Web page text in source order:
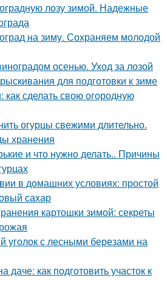
лозу зимой. Надежные
на зиму. Сохраняем молодой
осенью. Уход за лозой
для подготовки к зиме
сделать свою огородную
огурцы свежими длительно.
хранения
и что нужно делать.. Причины
в домашних условиях: простой
сахар
картошки зимой: секреты
уголок с лесными березами на
даче: как подготовить участок к